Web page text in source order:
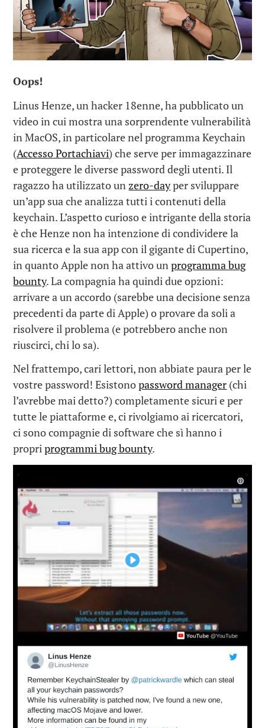
Oops!
Linus Henze, un hacker 18enne, ha pubblicato un
video in cui mostra una sorprendente vulnerabilità
in MacOS, in particolare nel programma Keychain
(Accesso Portachiavi) che serve per immagazzinare
e proteggere le diverse password degli utenti. Il
ragazzo ha utilizzato unzero-dayper sviluppare
un’app sua che analizza tutti i contenuti della
keychain. L’aspetto curioso e intrigante della storia
è che Henze non ha intenzione di condividere la
sua ricerca e la sua app con il gigante di Cupertino,
in quanto Apple non ha attivo unprogramma bug
bounty. La compagnia ha quindi due opzioni:
arrivare a un accordo (sarebbe una decisione senza
precedenti da parte di Apple) o provare da soli a
risolvere il problema (e potrebbero anche non
riuscirci, chi lo sa).
Nel frattempo, cari lettori, non abbiate paura per le
vostre password! Esistonopassword manager (chi
l’avrebbe mai detto?) completamente sicuri e per
tutte le piattaforme e, ci rivolgiamo ai ricercatori,
ci sono compagnie di software che sì hanno i
propriprogrammi bug bounty.